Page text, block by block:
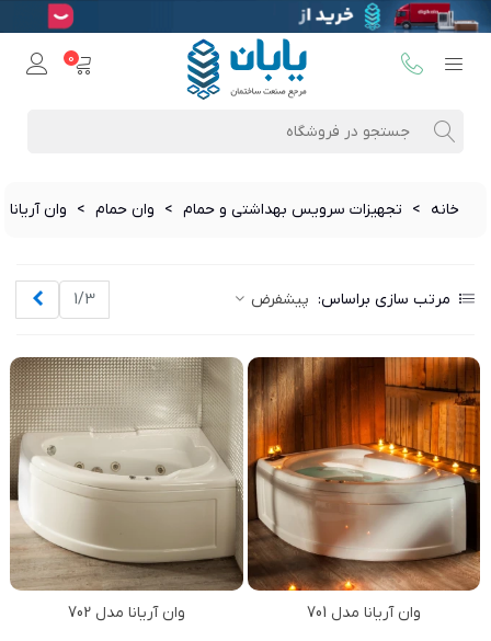
0
خانه > تجهیزات سرویس بهداشتی و حمام > وان حمام > وان آریانا
مرتب سازی براساس: پیشفرض 1/3
وان آریانا مدل 701 وان آریانا مدل 702